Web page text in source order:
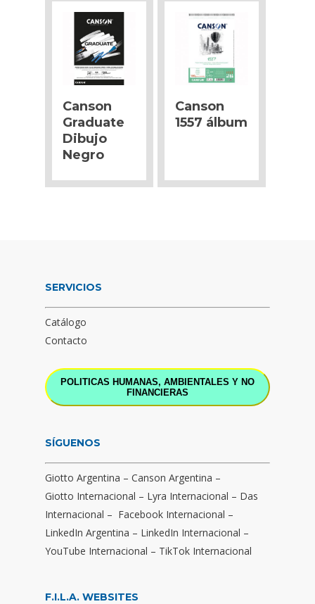
Canson
Graduate
Dibujo
Negro
Canson
1557 álbum
SERVICIOS
Catálogo
Contacto
POLITICAS HUMANAS, AMBIENTALES Y NO
FINANCIERAS
SÍGUENOS
Giotto Argentina – Canson Argentina –
Giotto Internacional – Lyra Internacional – Das
Internacional – Facebook Internacional –
LinkedIn Argentina – LinkedIn Internacional –
YouTube Internacional – TikTok Internacional
F.I.L.A. WEBSITES